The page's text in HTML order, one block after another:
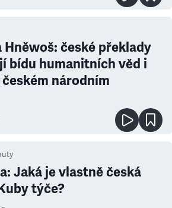
Hněwoš: české překlady
bídu humanitních věd i
národním
Jaká je vlastně česká
týče?